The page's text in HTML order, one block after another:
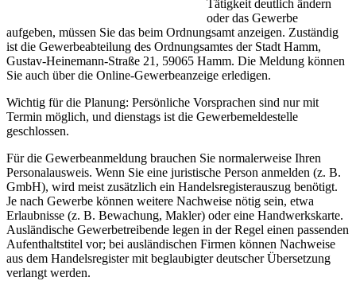
Tätigkeit deutlich ändern
oder das Gewerbe
aufgeben, müssen Sie das beim Ordnungsamt anzeigen. Zuständig
ist die Gewerbeabteilung des Ordnungsamtes der Stadt Hamm,
Gustav-Heinemann-Straße 21, 59065 Hamm. Die Meldung können
Sie auch über die Online-Gewerbeanzeige erledigen.
Wichtig für die Planung: Persönliche Vorsprachen sind nur mit
Termin möglich, und dienstags ist die Gewerbemeldestelle
geschlossen.
Für die Gewerbeanmeldung brauchen Sie normalerweise Ihren
Personalausweis. Wenn Sie eine juristische Person anmelden (z. B.
GmbH), wird meist zusätzlich ein Handelsregisterauszug benötigt.
Je nach Gewerbe können weitere Nachweise nötig sein, etwa
Erlaubnisse (z. B. Bewachung, Makler) oder eine Handwerkskarte.
Ausländische Gewerbetreibende legen in der Regel einen passenden
Aufenthaltstitel vor; bei ausländischen Firmen können Nachweise
aus dem Handelsregister mit beglaubigter deutscher Übersetzung
verlangt werden.